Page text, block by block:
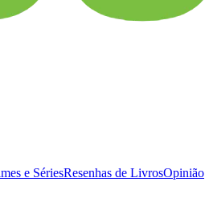
e SériesResenhas de LivrosOpinião